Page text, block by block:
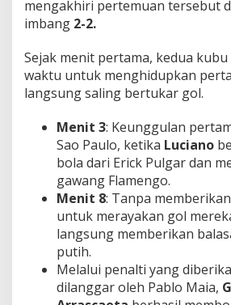
a
e
i
r
a
!
mengakhiri pertemuan tersebut
imbang 2-2.
Sejak menit pertama, kedua
waktu untuk menghidupkan
langsung saling bertukar gol.
Menit 3: Keunggulan
Sao Paulo, ketika Luciano
bola dari Erick Pulgar dan
gawang Flamengo.
Menit 8: Tanpa
untuk merayakan gol
langsung memberikan
putih.
Melalui penalti yang
dilanggar oleh Pablo Maia,